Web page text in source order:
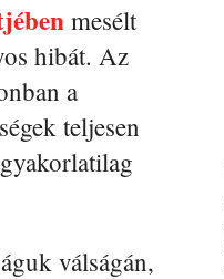
mesélt
hibát. Az
a
teljesen
gyakorlatilag
válságán,